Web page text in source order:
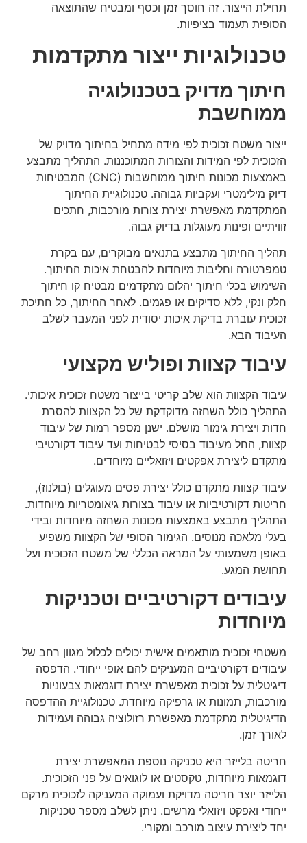
תחילת הייצור. זה חוסך זמן וכסף ומבטיח שהתוצאה
הסופית תעמוד בציפיות.
טכנולוגיות ייצור מתקדמות
חיתוך מדויק בטכנולוגיה
ממוחשבת
ייצור משטח זכוכית לפי מידה מתחיל בחיתוך מדויק של
הזכוכית לפי המידות והצורות המתוכננות. התהליך מתבצע
באמצעות מכונות חיתוך ממוחשבות (CNC) המבטיחות
דיוק מילימטרי ועקביות גבוהה. טכנולוגיית החיתוך
המתקדמת מאפשרת יצירת צורות מורכבות, חתכים
זוויתיים ופינות מעוגלות בדיוק גבוה.
תהליך החיתוך מתבצע בתנאים מבוקרים, עם בקרת
טמפרטורה וחליבות מיוחדות להבטחת איכות החיתוך.
השימוש בכלי חיתוך יהלום מתקדמים מבטיח קו חיתוך
חלק ונקי, ללא סדיקים או פגמים. לאחר החיתוך, כל חתיכת
זכוכית עוברת בדיקת איכות יסודית לפני המעבר לשלב
העיבוד הבא.
עיבוד קצוות ופוליש מקצועי
עיבוד הקצוות הוא שלב קריטי בייצור משטח זכוכית איכותי.
התהליך כולל השחזה מדוקדקת של כל הקצוות להסרת
חדות ויצירת גימור מושלם. ישנן מספר רמות של עיבוד
קצוות, החל מעיבוד בסיסי לבטיחות ועד עיבוד דקורטיבי
מתקדם ליצירת אפקטים ויזואליים מיוחדים.
עיבוד קצוות מתקדם כולל יצירת פסים מעוגלים (בולנוז),
חריטות דקורטיביות או עיבוד בצורות גיאומטריות מיוחדות.
התהליך מתבצע באמצעות מכונות השחזה מיוחדות ובידי
בעלי מלאכה מנוסים. הגימור הסופי של הקצוות משפיע
באופן משמעותי על המראה הכללי של משטח הזכוכית ועל
תחושת המגע.
עיבודים דקורטיביים וטכניקות
מיוחדות
משטחי זכוכית מותאמים אישית יכולים לכלול מגוון רחב של
עיבודים דקורטיביים המעניקים להם אופי ייחודי. הדפסה
דיגיטלית על זכוכית מאפשרת יצירת דוגמאות צבעוניות
מורכבות, תמונות או גרפיקה מיוחדת. טכנולוגיית ההדפסה
הדיגיטלית מתקדמת מאפשרת רזולוציה גבוהה ועמידות
לאורך זמן.
חריטה בלייזר היא טכניקה נוספת המאפשרת יצירת
דוגמאות מיוחדות, טקסטים או לוגואים על פני הזכוכית.
הלייזר יוצר חריטה מדויקת ועמוקה המעניקה לזכוכית מרקם
ייחודי ואפקט ויזואלי מרשים. ניתן לשלב מספר טכניקות
יחד ליצירת עיצוב מורכב ומקורי.